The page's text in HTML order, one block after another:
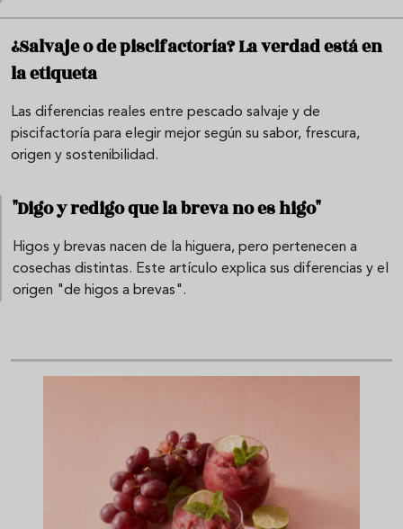
¿Salvaje o de piscifactoría? La verdad está en
la etiqueta
Las diferencias reales entre pescado salvaje y de
piscifactoría para elegir mejor según su sabor, frescura,
origen y sostenibilidad.
"Digo y redigo que la breva no es higo"
Higos y brevas nacen de la higuera, pero pertenecen a
cosechas distintas. Este artículo explica sus diferencias y el
origen "de higos a brevas".